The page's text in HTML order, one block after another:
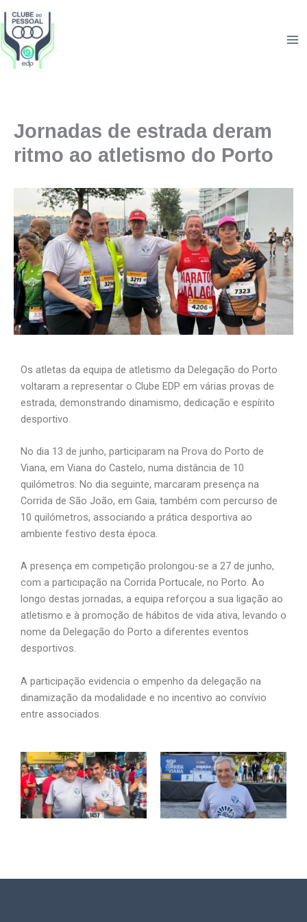
to
content
Jornadas de estrada deram
ritmo ao atletismo do Porto
Os atletas da equipa de atletismo da Delegação do Porto
voltaram a representar o Clube EDP em várias provas de
estrada, demonstrando dinamismo, dedicação e espírito
desportivo.
No dia 13 de junho, participaram na Prova do Porto de
Viana, em Viana do Castelo, numa distância de 10
quilómetros. No dia seguinte, marcaram presença na
Corrida de São João, em Gaia, também com percurso de
10 quilómetros, associando a prática desportiva ao
ambiente festivo desta época.
A presença em competição prolongou-se a 27 de junho,
com a participação na Corrida Portucale, no Porto. Ao
longo destas jornadas, a equipa reforçou a sua ligação ao
atletismo e à promoção de hábitos de vida ativa, levando o
nome da Delegação do Porto a diferentes eventos
desportivos.
A participação evidencia o empenho da delegação na
dinamização da modalidade e no incentivo ao convívio
entre associados.